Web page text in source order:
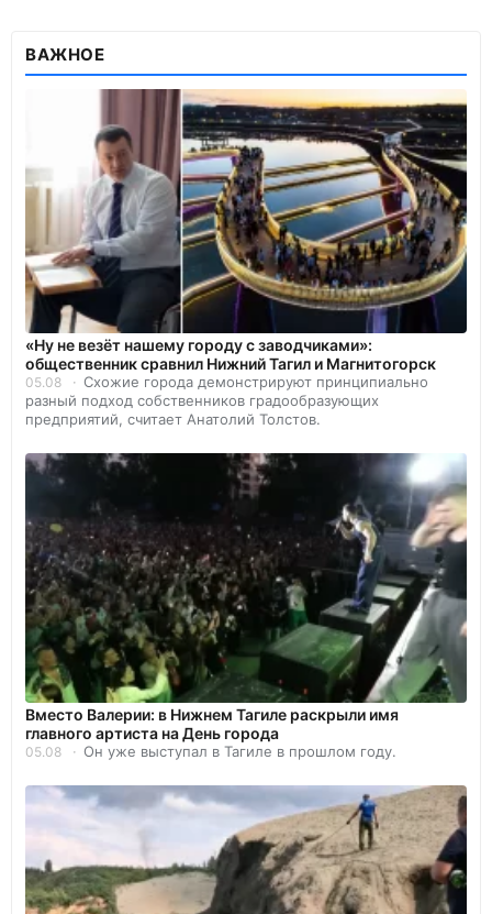
ВАЖНОЕ
«Ну не везёт нашему городу с заводчиками»:
общественник сравнил Нижний Тагил и Магнитогорск
05.08
Схожие города демонстрируют принципиально
разный подход собственников градообразующих
предприятий, считает Анатолий Толстов.
Вместо Валерии: в Нижнем Тагиле раскрыли имя
главного артиста на День города
05.08 Он уже выступал в Тагиле в прошлом году.